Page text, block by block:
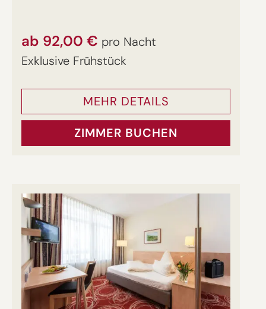
ab 92,00 € pro Nacht
Exklusive Frühstück
MEHR DETAILS
ZIMMER BUCHEN